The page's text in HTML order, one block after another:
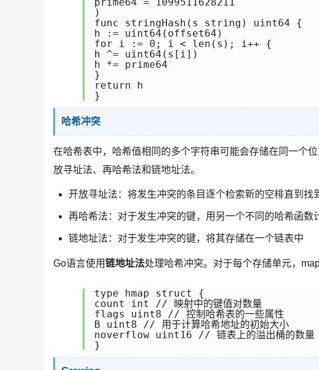
)
func stringHash(s string) uint64 {
h := uint64(offset64)
for i := 0; i < len(s); i++ {
h ^= uint64(s[i])
h *= prime64
}
return h
}
哈希冲突
在哈希表中，哈希值相同的多个字符串可能会存储在同一个
放寻址法、再哈希法和链地址法。
开放寻址法：将发生冲突的条目逐个检索新的空棑直到找
再哈希法：对于发生冲突的键，用另一个不同的哈希函数
链地址法：对于发生冲突的键，将其存储在一个链表中
Go语言使用链地址法处理哈希冲突。对于每个存储单元，
type hmap struct {
count int // 映射中的键值对数量
flags uint8 // 控制哈希表的一些属性
B uint8 // 用于计算哈希地址的初始大小
noverflow uint16 // 链表上的溢出桶的数量
}